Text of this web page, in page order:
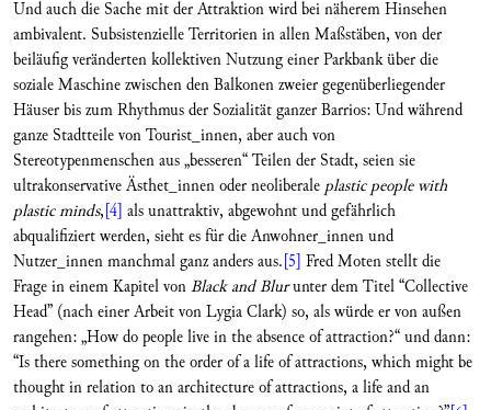
Und auch die Sache mit der Attraktion wird bei näherem Hinsehen
ambivalent. Subsistenzielle Territorien in allen Maßstäben, von der
beiläufig veränderten kollektiven Nutzung einer Parkbank über die
soziale Maschine zwischen den Balkonen zweier gegenüberliegender
Häuser bis zum Rhythmus der Sozialität ganzer Barrios: Und während
ganze Stadtteile von Tourist_innen, aber auch von
Stereotypenmenschen aus „besseren“ Teilen der Stadt, seien sie
ultrakonservative Ästhet_innen oder neoliberale plastic people with
plastic minds,[4] als unattraktiv, abgewohnt und gefährlich
abqualifiziert werden, sieht es für die Anwohner_innen und
Nutzer_innen manchmal ganz anders aus.[5] Fred Moten stellt die
Frage in einem Kapitel vonBlack and Blurunter dem Titel “Collective
Head” (nach einer Arbeit von Lygia Clark) so, als würde er von außen
rangehen: „How do people live in the absence of attraction?“ und dann:
“Is there something on the order of a life of attractions, which might be
thought in relation to an architecture of attractions, a life and an